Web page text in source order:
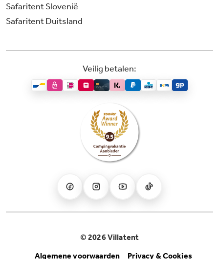
Safaritent Slovenië
Safaritent Duitsland
Veilig betalen:
© 2026 Villatent
Algemene voorwaarden
Privacy & Cookies